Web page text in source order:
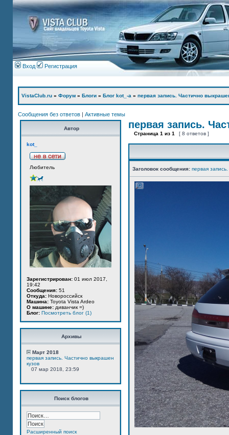
Вход Регистрация
VistaClub.ru » Форум » Блоги » Блог kot_-а » первая запись. Частично
Сообщения без ответов | Активные темы
Автор
kot_
Любитель
Зарегистрирован: 01 июл 2017,
19:42
Сообщения: 51
Откуда: Новороссийск
Машина: Toyota Vista Ardeo
О машине: диванчик =)
Блог: Посмотреть блог (1)
Архивы
Март 2018
первая запись. Частично выкрашен
кузов
07 мар 2018, 23:59
Поиск блогов
Расширенный поиск
первая запись.
Страница 1 из 1 [ 8 ответов ]
Заголовок сообщения: первая